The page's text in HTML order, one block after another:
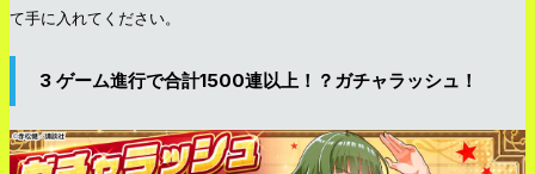
て手に入れてください。
3 ゲーム進行で合計1500連以上！？ガチャラッシュ！